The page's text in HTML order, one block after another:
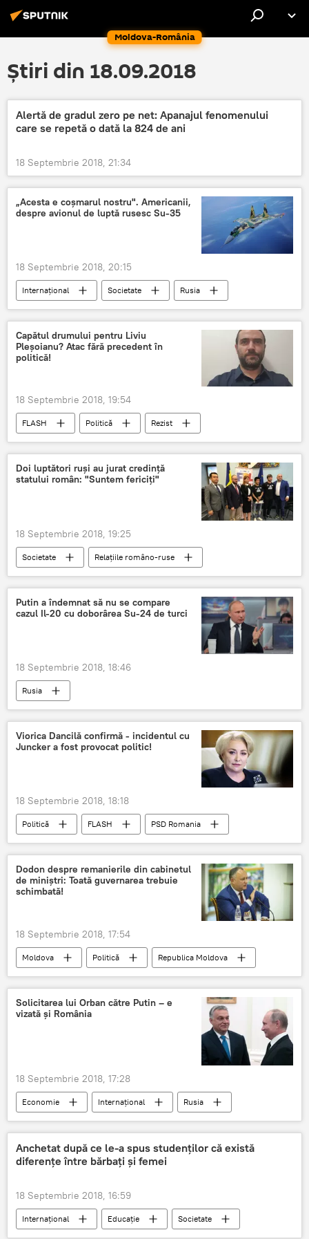
Moldova-România
Știri din 18.09.2018
Alertă de gradul zero pe net: Apanajul fenomenului
care se repetă o dată la 824 de ani
18 Septembrie 2018, 21:34
„Acesta e coșmarul nostru". Americanii,
despre avionul de luptă rusesc Su-35
18 Septembrie 2018, 20:15
Internaţional Societate
Rusia
Tehnica militară rusească
SUA
China
Su-35
dotare
livrare
Capătul drumului pentru Liviu
Pleșoianu? Atac fără precedent în
politică!
18 Septembrie 2018, 19:54
FLASH Politică
Rezist
PSD Romania
Jean Claude Juncker
Liviu Pleșoianu
atac
România
Klaus Iohannis
DNA
Doi luptători ruși au jurat credință
statului român: "Suntem fericiți"
18 Septembrie 2018, 19:25
Societate
Relațiile româno-ruse
FLASH
Rusia
Okhlopkov Nikolai
Kapraev Zurab
Sportivi
ruși
luptători
Putin a îndemnat să nu se compare
cazul Il-20 cu doborârea Su-24 de turci
18 Septembrie 2018, 18:46
Rusia
Războiul din Siria. Tensiunile din provincia Idlib
Siria
Israel
Vladimir Putin
Serghei Șoigu
Su-24
Viorica Dancilă confirmă - incidentul cu
Juncker a fost provocat politic!
18 Septembrie 2018, 18:18
Politică FLASH
PSD Romania
Jean-Claude Juncker
Viorica Dăncilă
România
Klaus Iohannis
Dodon despre remanierile din cabinetul
de miniștri: Toată guvernarea trebuie
schimbată!
18 Septembrie 2018, 17:54
Moldova Politică
Republica Moldova
Igor Dodon
Guvern
remanieri
reacție
competență candidați
Solicitarea lui Orban către Putin – e
vizată și România
18 Septembrie 2018, 17:28
Economie Internaţional
Rusia
Ungaria
Moscova
Vladimir Putin
Viktor Orban
Banca Internațională de Investiții
Anchetat după ce le-a spus studenților că există
diferențe între bărbați și femei
18 Septembrie 2018, 16:59
Internaţional Educație
Societate